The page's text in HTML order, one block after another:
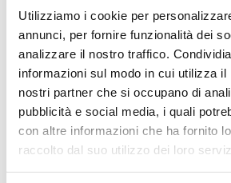
Utilizziamo i cookie per
annunci, per fornire funzionalità dei
analizzare il nostro traffico.
informazioni sul modo in cui utilizza il
nostri partner che si occupano di
pubblicità e social media, i quali
con altre informazioni che ha fornito
raccolto dal suo utilizzo dei loro
'Irisacqua srl P.I./C.F.
Tecnico
Oggetto:
CIG Z512C5405E -
SPA - PERIODO 2020-2021-2022
ON-LINE -
utilities.it -